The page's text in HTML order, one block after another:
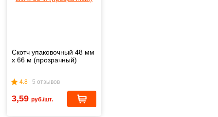
Скотч упаковочный 48 мм
х 66 м (прозрачный)
4.8 5 отзывов
3,59 руб./шт.